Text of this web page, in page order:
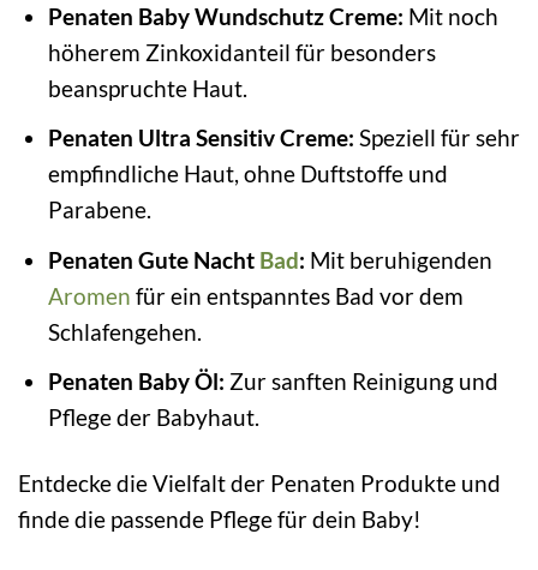
Penaten Baby Wundschutz Creme: Mit noch
höherem Zinkoxidanteil für besonders
beanspruchte Haut.
Penaten Ultra Sensitiv Creme: Speziell für sehr
empfindliche Haut, ohne Duftstoffe und
Parabene.
Penaten Gute Nacht Bad: Mit beruhigenden
Aromen für ein entspanntes Bad vor dem
Schlafengehen.
Penaten Baby Öl: Zur sanften Reinigung und
Pflege der Babyhaut.
Entdecke die Vielfalt der Penaten Produkte und
finde die passende Pflege für dein Baby!